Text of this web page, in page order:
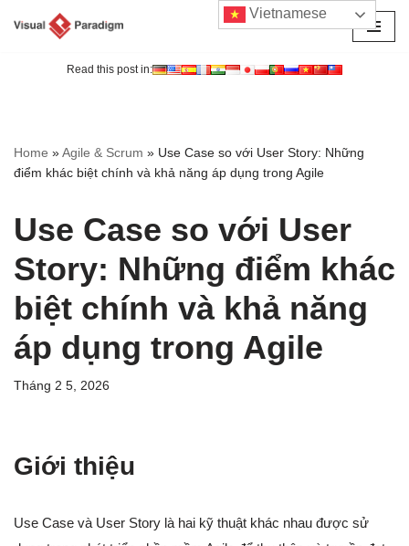
Read this post in:
Home »Agile & Scrum » Use Case so với User Story: Những
điểm khác biệt chính và khả năng áp dụng trong Agile
Use Case so với User
Story: Những điểm khác
biệt chính và khả năng
áp dụng trong Agile
Tháng 2 5, 2026
Giới thiệu
Use Case và User Story là hai kỹ thuật khác nhau được sử
Vietnamese